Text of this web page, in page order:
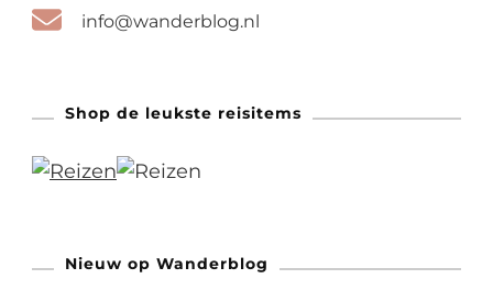
info@wanderblog.nl
Shop de leukste reisitems
Nieuw op Wanderblog